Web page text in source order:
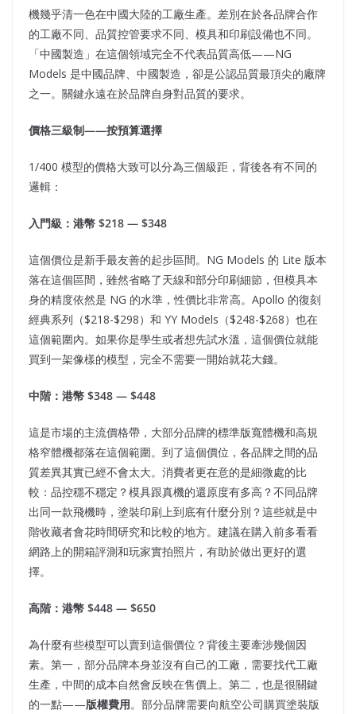
機幾乎清一色在中國大陸的工廠生產。差別在於各品牌合作
的工廠不同、品質控管要求不同、模具和印刷設備也不同。
「中國製造」在這個領域完全不代表品質高低——NG
Models 是中國品牌、中國製造，卻是公認品質最頂尖的廠牌
之一。關鍵永遠在於品牌自身對品質的要求。
價格三級制——按預算選擇
1/400 模型的價格大致可以分為三個級距，背後各有不同的
邏輯：
入門級：港幣 $218 — $348
這個價位是新手最友善的起步區間。NG Models 的 Lite 版本
落在這個區間，雖然省略了天線和部分印刷細節，但模具本
身的精度依然是 NG 的水準，性價比非常高。Apollo 的復刻
經典系列（$218-$298）和 YY Models（$248-$268）也在
這個範圍內。如果你是學生或者想先試水溫，這個價位就能
買到一架像樣的模型，完全不需要一開始就花大錢。
中階：港幣 $348 — $448
這是市場的主流價格帶，大部分品牌的標準版寬體機和高規
格窄體機都落在這個範圍。到了這個價位，各品牌之間的品
質差異其實已經不會太大。消費者更在意的是細微處的比
較：品控穩不穩定？模具跟真機的還原度有多高？不同品牌
出同一款飛機時，塗裝印刷上到底有什麼分別？這些就是中
階收藏者會花時間研究和比較的地方。建議在購入前多看看
網路上的開箱評測和玩家實拍照片，有助於做出更好的選
擇。
高階：港幣 $448 — $650
為什麼有些模型可以賣到這個價位？背後主要牽涉幾個因
素。第一，部分品牌本身並沒有自己的工廠，需要找代工廠
生產，中間的成本自然會反映在售價上。第二，也是很關鍵
的一點——版權費用。部分品牌需要向航空公司購買塗裝版